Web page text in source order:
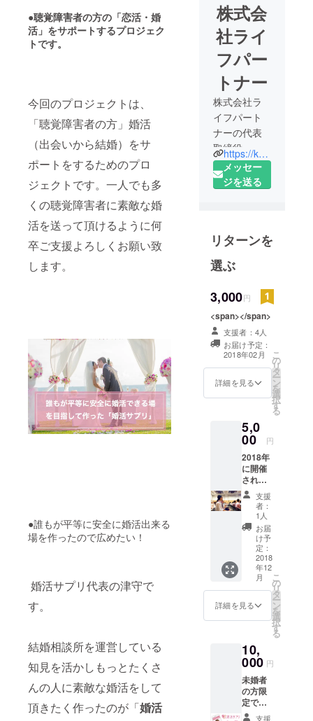
●聴覚障害者の方の「恋活・婚
活」をサポートするプロジェク
トです。
今回のプロジェクトは、
「聴覚障害者の方」婚活
（出会いから結婚）をサ
ポートをするためのプロ
ジェクトです。一人でも多
くの聴覚障害者に素敵な婚
活を送って頂けるように何
卒ご支援よろしくお願い致
します。
●誰もが平等に安全に婚活出来る
場を作ったので広めたい！
婚活サプリ代表の津守で
す。
結婚相談所を運営している
知見を活かしもっとたくさ
んの人に素敵な婚活をして
頂きたく作ったのが「婚活
株式会
社ライ
フパー
トナー
株式会社ラ
イフパート
ナーの代表
取締役 津
守です。
長年、仲人
今回、平成
26年度補正
の「ものづ
業・サービ
ス革新補助
金」にて、
人口減少と
少子化に歯
止めをかけ
るという趣
を受けて開
発したイン
ターネット
婚活システ
ム「婚活サ
プリ」を開
た。一番の
特徴はビデ
オチャット
で互いの人
柄をライブ
で知ること
ができる機
とです。こ
の婚活業界
初の機能は
聴覚障害者
の方が手話
https://konkatsusupple.jp
メッセー
ジを送る
リターンを
選ぶ
3,000円
<span></span>
支援者：4人
お届け予定：
2018年02月
詳細を見る
こ
の
リ
タ
ー
ン
を
選
択
す
る
5,0
00 円
2018年
に開催
される
「婚活
セミ
ナー」
へのご
招待
メール
を差し
上げま
す。 日
時、会
場など
決まり
次第随
絡いた
しま
す。 参
加希望
の方
は、
メール
支援
者：
1人
お届
け予
定：
2018
年12
月
詳細を見る
こ
の
リ
タ
ー
ン
を
選
択
す
る
10,
000 円
未婚者
の方限
定で
す。 プ
支援